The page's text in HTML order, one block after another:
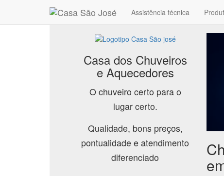
Assistência técnica
Casa dos Chuveiros
e Aquecedores
O chuveiro certo para o
lugar certo.
Qualidade, bons preços,
pontualidade e atendimento
diferenciado